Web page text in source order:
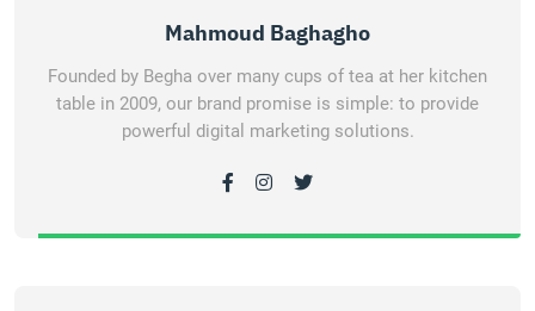
Mahmoud Baghagho
Founded by Begha over many cups of tea at her kitchen
table in 2009, our brand promise is simple: to provide
powerful digital marketing solutions.